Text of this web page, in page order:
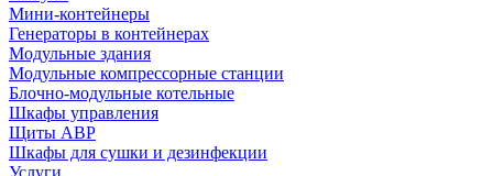
Мини-контейнеры
Генераторы в контейнерах
Модульные здания
Модульные компрессорные станции
Блочно-модульные котельные
Шкафы управления
Щиты АВР
Шкафы для сушки и дезинфекции
Услуги